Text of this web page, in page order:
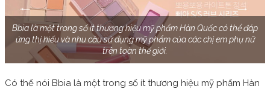
Bbia là một trong số ít thương hiệu mỹ phẩm Hàn Quốc có thể đáp
ứng thị hiếu và nhu cầu sử dụng mỹ phẩm của các chị em phụ nữ
trên toàn thế giới.
Có thể nói Bbia là một trong số ít thương hiệu mỹ phẩm Hàn